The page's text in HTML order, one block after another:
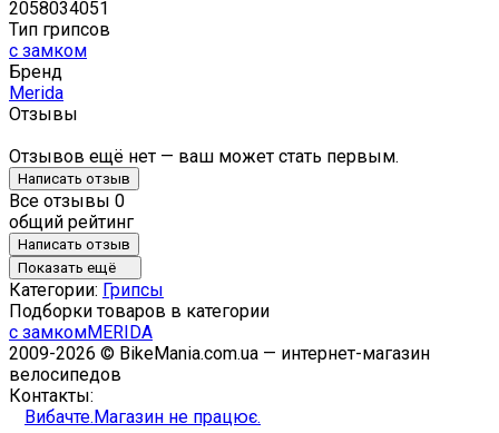
2058034051
Тип грипсов
с замком
Бренд
Merida
Отзывы
Отзывов ещё нет — ваш может стать первым.
Написать отзыв
Все отзывы 0
общий рейтинг
Написать отзыв
Показать ещё
Категории: Грипсы
Подборки товаров в категории
с замкомMERIDA
2009-2026 © BikeMania.com.ua — интернет-магазин
велосипедов
Контакты:
Вибачте.Магазин не працює.